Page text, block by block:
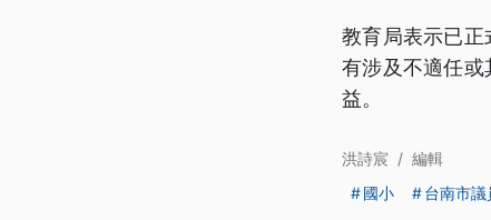
教育局表示已正
有涉及不適任或
益。
洪詩宸 / 編輯
國小
台南市議